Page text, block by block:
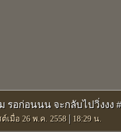
รอก่อนนน จะกลับไปวิ่งงง
เมื่อ 26 พ.ค. 2558 | 18:29 น.